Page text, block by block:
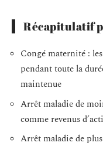
Récapitulatif
Congé maternité :
pendant toute la
maintenue
Arrêt maladie de
comme revenus
Arrêt maladie de